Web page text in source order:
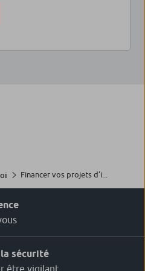
Financer vos projets d’i...
sécurité
être vigilant